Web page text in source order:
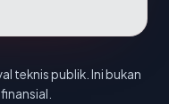
teknis publik. Ini bukan